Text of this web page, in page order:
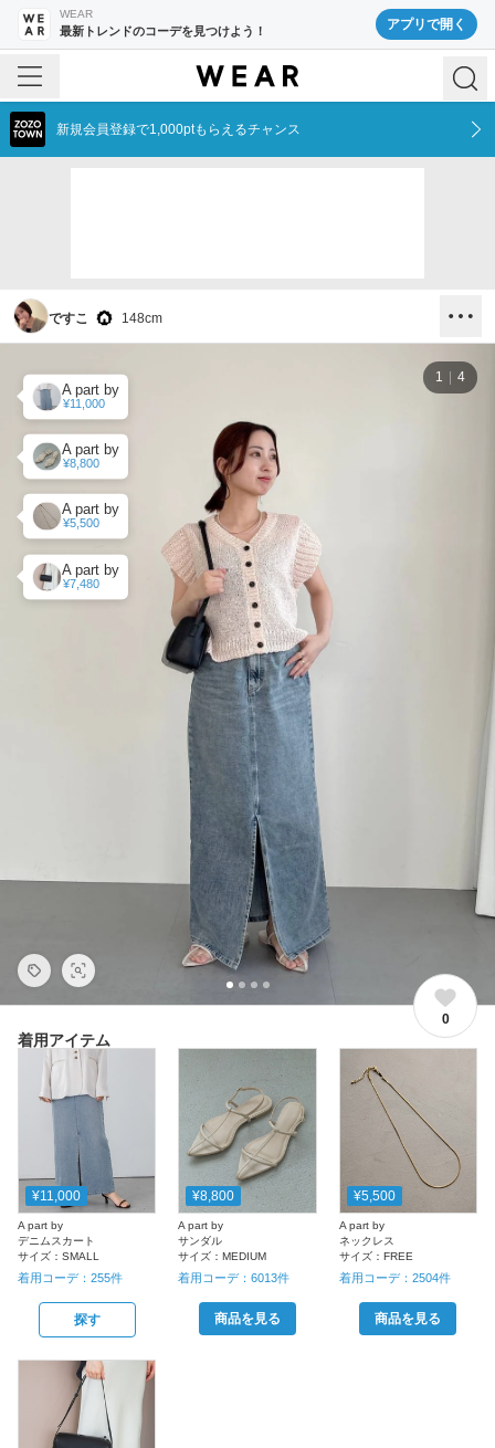
WEAR
最新トレンドのコーデを見つけよう！ アプリで開く
新規会員登録で1,000ptもらえるチャンス
ですこ 148cm
A part by
¥11,000
A part by
¥8,800
A part by
¥5,500
A part by
¥7,480
1 4
0
着用アイテム
¥11,000
A part by
デニムスカート
サイズ： SMALL
着用コーデ： 255件
探す
¥8,800
A part by
サンダル
サイズ：MEDIUM
着用コーデ：6013件
商品を見る
¥5,500
A part by
ネックレス
サイズ： FREE
着用コーデ： 2504件
商品を見る